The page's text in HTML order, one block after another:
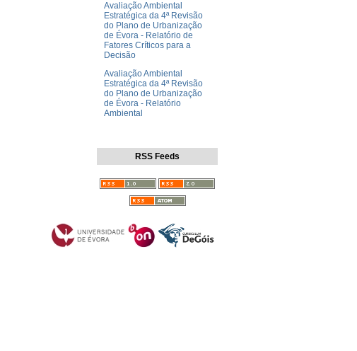
Avaliação Ambiental
Estratégica da 4ª Revisão
do Plano de Urbanização
de Évora - Relatório de
Fatores Críticos para a
Decisão
Avaliação Ambiental
Estratégica da 4ª Revisão
do Plano de Urbanização
de Évora - Relatório
Ambiental
RSS Feeds